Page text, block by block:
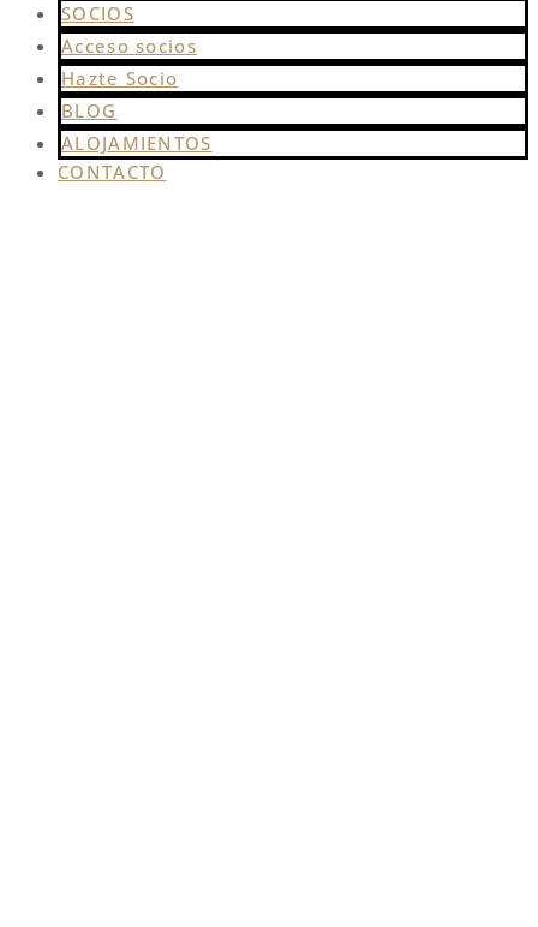
SOCIOS
Acceso socios
Hazte Socio
BLOG
ALOJAMIENTOS
CONTACTO